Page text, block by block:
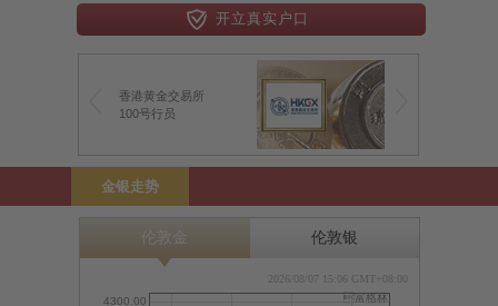
开立真实户口
香港黄金交易所
100号行员
金银走势